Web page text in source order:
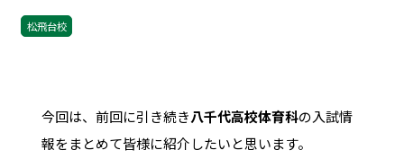
松飛台校
今回は、前回に引き続き八千代高校体育科の入試情
報をまとめて皆様に紹介したいと思います。